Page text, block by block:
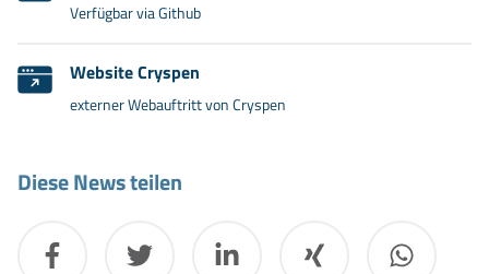
Verfügbar via Github
Website Cryspen
externer Webauftritt von Cryspen
Diese News teilen